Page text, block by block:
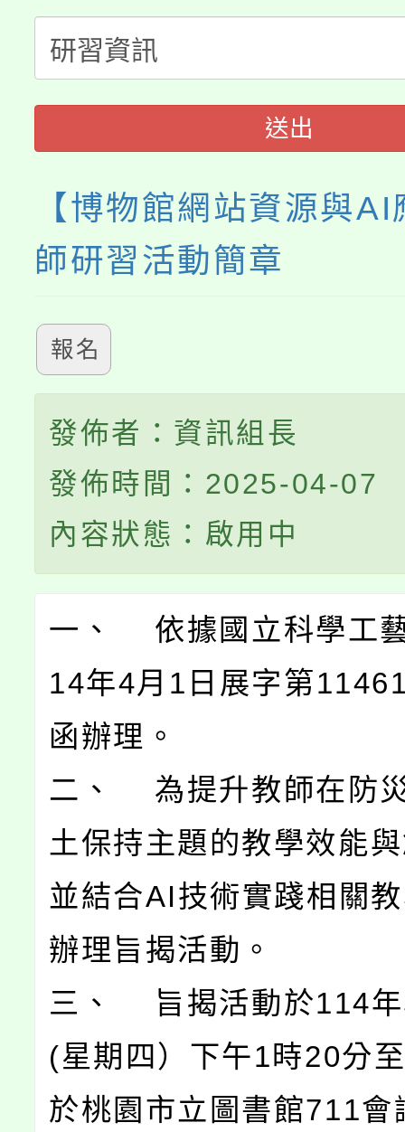
半價優惠，詳情可洽有
者。
份教師增能研習
大溪自造教育及科技中
份教師研習
淨零綠生活教案入校路
會
115年食農教育專業人
程
送出
【博物館網站資源與
師研習活動簡章
報名
發佈者：資訊組長
發佈時間：2025-04-07
內容狀態：啟用中
一、 依據國立科學工
14年4月1日展字第
函辦理。
二、 為提升教師在防
土保持主題的教學效能
並結合AI技術實踐相關
辦理旨揭活動。
三、 旨揭活動於114
(星期四）下午1時20分
於桃園市立圖書館711會